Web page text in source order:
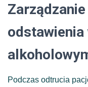
Podczas odtrucia